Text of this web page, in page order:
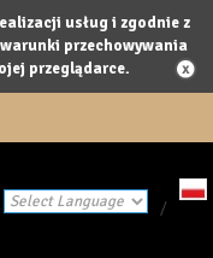
usług i zgodnie z
przechowywania
przeglądarce.
/